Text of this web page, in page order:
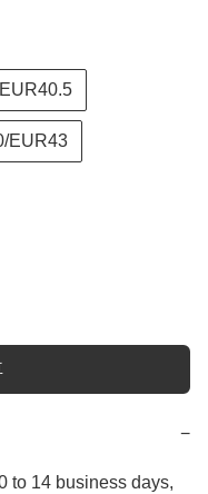
EUR43
−
to 14 business days,